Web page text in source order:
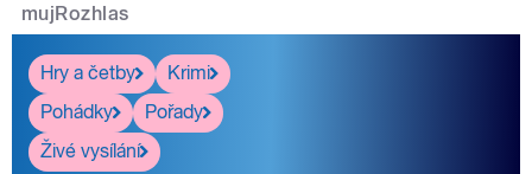
mujRozhlas
Hry a četby
Krimi
Pohádky
Pořady
Živé vysílání